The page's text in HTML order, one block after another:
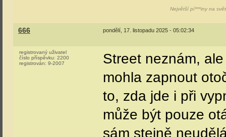
Největší pí***iny na
666 pondělí, 17. listopadu 2025 - 05:02:34
registrovaný uživatel
číslo příspěvku: 2200
registrován: 9-2007
Street neznám,
mohla zapnout
to, zda jde i při
může být pouze
sám stejně